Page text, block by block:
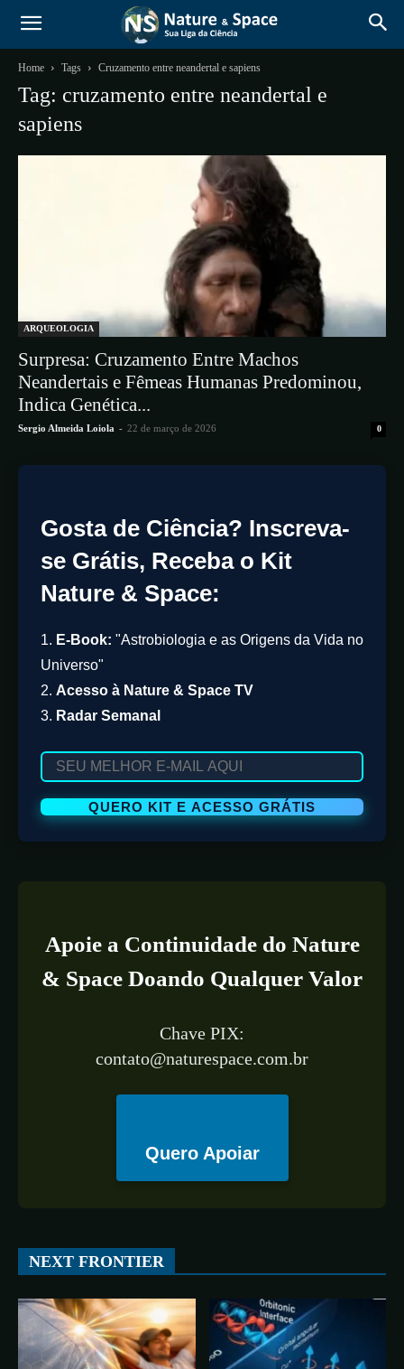
Home Tags Cruzamento entre neandertal e sapiens
Tag: cruzamento entre neandertal e
sapiens
ARQUEOLOGIA
Surpresa: Cruzamento Entre Machos
Neandertais e Fêmeas Humanas Predominou,
Indica Genética...
Sergio Almeida Loiola - 22 de março de 2026 0
Gosta de Ciência? Inscreva-
se Grátis, Receba o Kit
Nature & Space:
1. E-Book: "Astrobiologia e as Origens da Vida no
Universo"
2. Acesso à Nature & Space TV
3. Radar Semanal
Apoie a Continuidade do Nature
& Space Doando Qualquer Valor
Chave PIX:
contato@naturespace.com.br
Quero Apoiar
NEXT FRONTIER